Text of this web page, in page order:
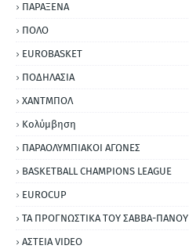
ΠΑΡΑΞΕΝΑ
ΠΟΛΟ
EUROBASKET
ΠΟΔΗΛΑΣΙΑ
ΧΑΝΤΜΠΟΛ
Κολύμβηση
ΠΑΡΑΟΛΥΜΠΙΑΚΟΙ ΑΓΩΝΕΣ
BASKETBALL CHAMPIONS LEAGUE
EUROCUP
ΤΑ ΠΡΟΓΝΩΣΤΙΚΑ ΤΟΥ ΣΑΒΒΑ-ΠΑΝΟΥ
ΑΣΤΕΙΑ VIDEO